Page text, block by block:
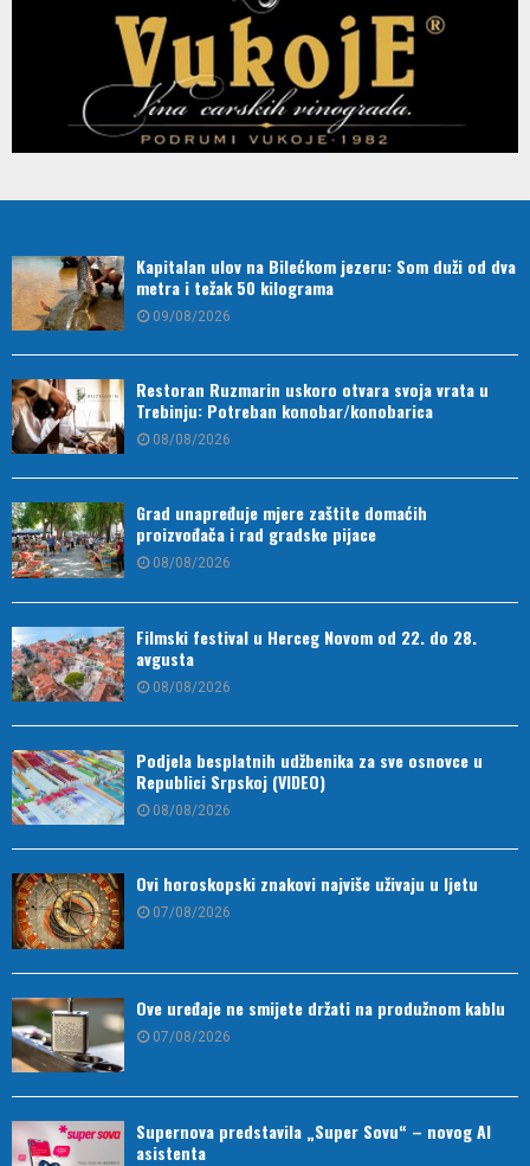
Kapitalan ulov na Bilećkom jezeru: Som duži od dva
metra i težak 50 kilograma
09/08/2026
Restoran Ruzmarin uskoro otvara svoja vrata u
Trebinju: Potreban konobar/konobarica
08/08/2026
Grad unapređuje mjere zaštite domaćih
proizvođača i rad gradske pijace
08/08/2026
Filmski festival u Herceg Novom od 22. do 28.
avgusta
08/08/2026
Podjela besplatnih udžbenika za sve osnovce u
Republici Srpskoj (VIDEO)
08/08/2026
Ovi horoskopski znakovi najviše uživaju u ljetu
07/08/2026
Ove uređaje ne smijete držati na produžnom kablu
07/08/2026
Supernova predstavila „Super Sovu“ – novog AI
asistenta